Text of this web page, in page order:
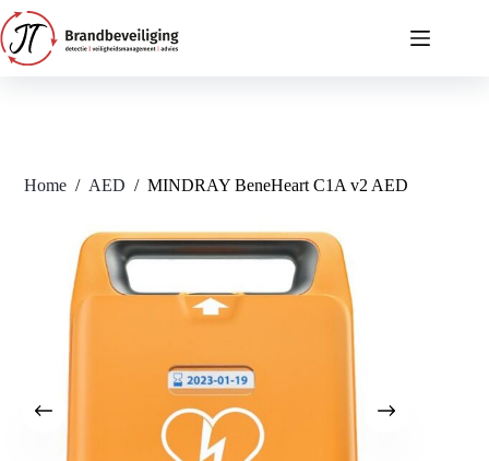
Ga
naar
de
inhoud
Home / AED / MINDRAY BeneHeart C1A v2 AED